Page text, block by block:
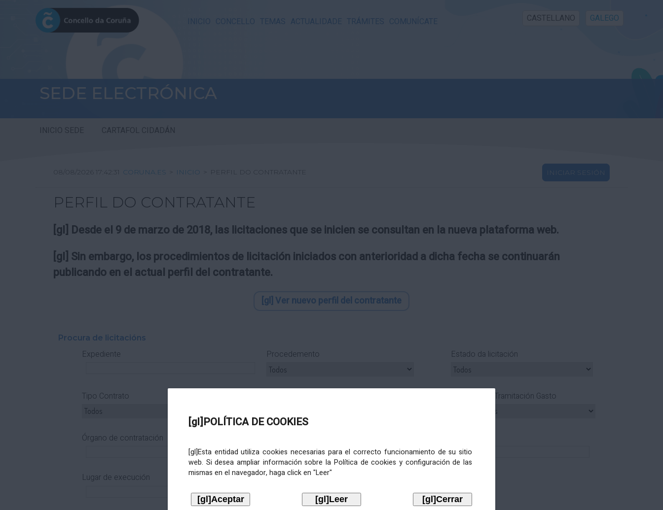
INICIO CONCELLO TEMAS ACTUALIDADE TRÁMITES COMUNÍCATE CASTELLANO GALEGO
SEDE ELECTRÓNICA
INICIO SEDE CARTAFOL CIDADÁN
[gl]POLÍTICA DE COOKIES
[gl]Esta entidad utiliza cookies necesarias para el correcto funcionamiento de su sitio
web. Si desea ampliar información sobre la Política de cookies y configuración de las
mismas en el navegador, haga click en "Leer"
08/08/2026 17:42:31 CORUNA.ES > INICIO > PERFIL DO CONTRATANTE INICIAR SESIÓN
PERFIL DO CONTRATANTE
[gl] Desde el 9 de marzo de 2018, las licitaciones que se inicien se consultan en la nueva plataforma web.
[gl] Sin embargo, los procedimientos de licitación iniciados con anterioridad a dicha fecha se continuarán
publicando en el actual perfil del contratante.
[gl] Ver nuevo perfil del contratante
Procura de licitacións
Expediente Procedemento Estado da licitación
Tipo Contrato Tipo Tramitación Gasto
Órgano de contratación
Lugar de execución